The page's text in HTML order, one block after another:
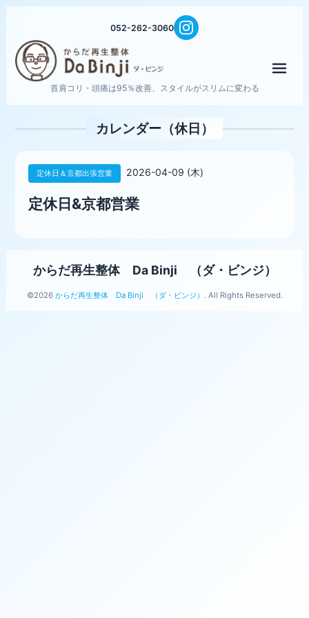
052-262-3060
首肩コリ・頭痛は95％改善、スタイルがスリムに変わる
カレンダー（休日）
定休日＆京都出張営業 2026-04-09 (木)
定休日&京都営業
からだ再生整体 Da Binji （ダ・ビンジ）
©2026 からだ再生整体 Da Binji （ダ・ビンジ） . All Rights Reserved.